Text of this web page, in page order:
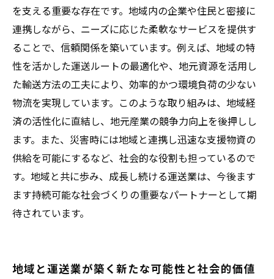
を支える重要な存在です。地域内の企業や住民と密接に
連携しながら、ニーズに応じた柔軟なサービスを提供す
ることで、信頼関係を築いています。例えば、地域の特
性を活かした運送ルートの最適化や、地元資源を活用し
た輸送方法の工夫により、効率的かつ環境負荷の少ない
物流を実現しています。このような取り組みは、地域経
済の活性化に直結し、地元産業の競争力向上を後押しし
ます。また、災害時には地域と連携し迅速な支援物資の
供給を可能にするなど、社会的な役割も担っているので
す。地域と共に歩み、成長し続ける運送業は、今後ます
ます持続可能な社会づくりの重要なパートナーとして期
待されています。
地域と運送業が築く新たな可能性と社会的価値